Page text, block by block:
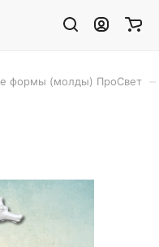
формы (молды) ПроСвет